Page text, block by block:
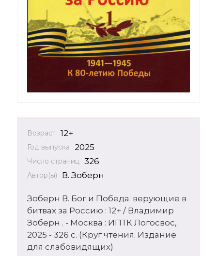
Возраст 12+
Год выпуска 2025
Число страниц 326
Автор(ы) В. Зоберн
Зоберн В. Бог и Победа: верующие в
битвах за Россию : 12+ / Владимир
Зоберн . - Москва : ИПТК Логосвос,
2025 - 326 с. (Круг чтения. Издание
для слабовидящих)